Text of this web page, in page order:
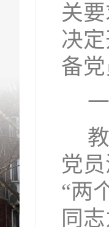
关
决
备
党
“两
同